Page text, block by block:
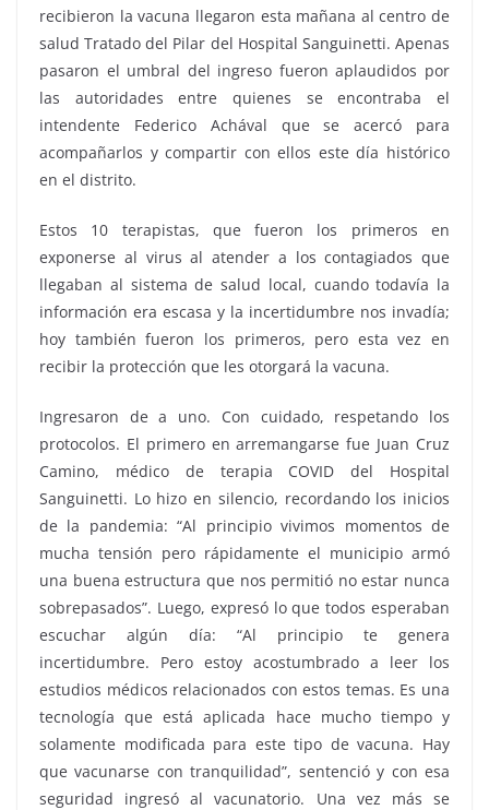
recibieron la vacuna llegaron esta mañana al centro de
salud Tratado del Pilar del Hospital Sanguinetti. Apenas
pasaron el umbral del ingreso fueron aplaudidos por
las autoridades entre quienes se encontraba el
intendente Federico Achával que se acercó para
acompañarlos y compartir con ellos este día histórico
en el distrito.
Estos 10 terapistas, que fueron los primeros en
exponerse al virus al atender a los contagiados que
llegaban al sistema de salud local, cuando todavía la
información era escasa y la incertidumbre nos invadía;
hoy también fueron los primeros, pero esta vez en
recibir la protección que les otorgará la vacuna.
Ingresaron de a uno. Con cuidado, respetando los
protocolos. El primero en arremangarse fue Juan Cruz
Camino, médico de terapia COVID del Hospital
Sanguinetti. Lo hizo en silencio, recordando los inicios
de la pandemia: “Al principio vivimos momentos de
mucha tensión pero rápidamente el municipio armó
una buena estructura que nos permitió no estar nunca
sobrepasados”. Luego, expresó lo que todos esperaban
escuchar algún día: “Al principio te genera
incertidumbre. Pero estoy acostumbrado a leer los
estudios médicos relacionados con estos temas. Es una
tecnología que está aplicada hace mucho tiempo y
solamente modificada para este tipo de vacuna. Hay
que vacunarse con tranquilidad”, sentenció y con esa
seguridad ingresó al vacunatorio. Una vez más se